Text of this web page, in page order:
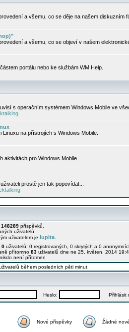
a všemu, co se děje na našem diskuzním
a všemu, co se objeví v našem
portálu nebo ke službám WM Help.
s operačním systémem Windows Mobile ve
Linuxu na přístrojích s Windows Mobile.
aktivitách pro Windows Mobile.
prostě jen tak popovídat...
148289 příspěvků.
uživatelů.
uživatelem je lupita
0 uživatelů: 0 registrovaných, 0 skrytých a 0
přítomno 83 uživatelů dne ne 25. květen, 2014
není přítomen
během posledních pěti minut
Heslo: Přihlásit
Nové příspěvky Žádné